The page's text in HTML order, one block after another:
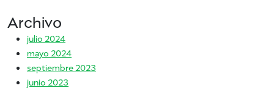
Archivo
julio 2024
mayo 2024
septiembre 2023
junio 2023